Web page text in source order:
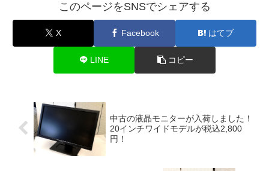
このページをSNSでシェアする
X Facebook はてブ
LINE コピー
中古の液晶モニターが入荷しました！
20インチワイドモデルが税込2,800
円！